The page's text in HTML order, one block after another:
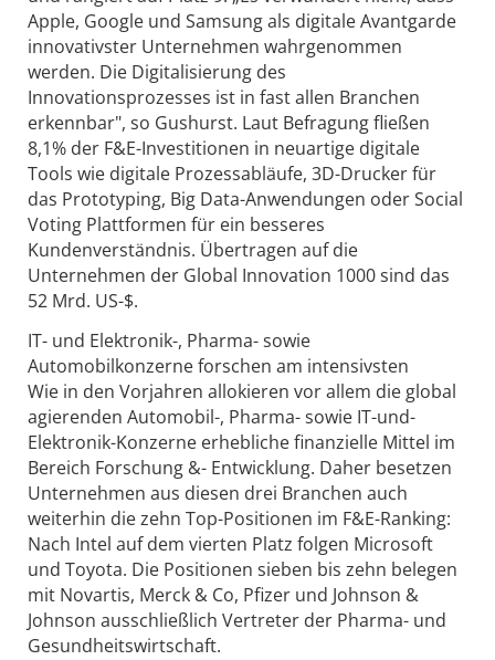
Apple, Google und Samsung als digitale Avantgarde
innovativster Unternehmen wahrgenommen
werden. Die Digitalisierung des
Innovationsprozesses ist in fast allen Branchen
erkennbar", so Gushurst. Laut Befragung fließen
8,1% der F&E-Investitionen in neuartige digitale
Tools wie digitale Prozessabläufe, 3D-Drucker für
das Prototyping, Big Data-Anwendungen oder Social
Voting Plattformen für ein besseres
Kundenverständnis. Übertragen auf die
Unternehmen der Global Innovation 1000 sind das
52 Mrd. US-$.
IT- und Elektronik-, Pharma- sowie
Automobilkonzerne forschen am intensivsten
Wie in den Vorjahren allokieren vor allem die global
agierenden Automobil-, Pharma- sowie IT-und-
Elektronik-Konzerne erhebliche finanzielle Mittel im
Bereich Forschung &- Entwicklung. Daher besetzen
Unternehmen aus diesen drei Branchen auch
weiterhin die zehn Top-Positionen im F&E-Ranking:
Nach Intel auf dem vierten Platz folgen Microsoft
und Toyota. Die Positionen sieben bis zehn belegen
mit Novartis, Merck & Co, Pfizer und Johnson &
Johnson ausschließlich Vertreter der Pharma- und
Gesundheitswirtschaft.